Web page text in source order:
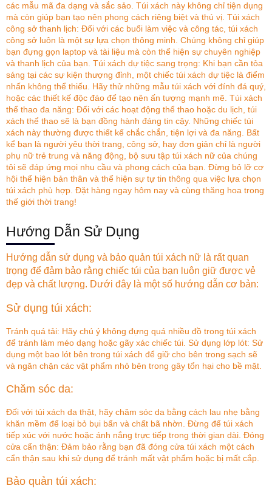
các mẫu mã đa dạng và sắc sảo. Túi xách này không chỉ tiện dụng
mà còn giúp bạn tạo nên phong cách riêng biệt và thú vị. Túi xách
công sở thanh lịch: Đối với các buổi làm việc và công tác, túi xách
công sở luôn là một sự lựa chọn thông minh. Chúng không chỉ giúp
bạn đựng gọn laptop và tài liệu mà còn thể hiện sự chuyên nghiệp
và thanh lịch của bạn. Túi xách dự tiệc sang trọng: Khi bạn cần tỏa
sáng tại các sự kiện thượng đỉnh, một chiếc túi xách dự tiệc là điểm
nhấn không thể thiếu. Hãy thử những mẫu túi xách với đính đá quý,
hoặc các thiết kế độc đáo để tạo nên ấn tượng mạnh mẽ. Túi xách
thể thao đa năng: Đối với các hoạt động thể thao hoặc du lịch, túi
xách thể thao sẽ là bạn đồng hành đáng tin cậy. Những chiếc túi
xách này thường được thiết kế chắc chắn, tiện lợi và đa năng. Bất
kể bạn là người yêu thời trang, công sở, hay đơn giản chỉ là người
phụ nữ trẻ trung và năng động, bộ sưu tập túi xách nữ của chúng
tôi sẽ đáp ứng mọi nhu cầu và phong cách của bạn. Đừng bỏ lỡ cơ
hội thể hiện bản thân và thể hiện sự tự tin thông qua việc lựa chọn
túi xách phù hợp. Đặt hàng ngay hôm nay và cùng thăng hoa trong
thế giới thời trang!
Hướng Dẫn Sử Dụng
Hướng dẫn sử dụng và bảo quản túi xách nữ là rất quan
trọng để đảm bảo rằng chiếc túi của bạn luôn giữ được vẻ
đẹp và chất lượng. Dưới đây là một số hướng dẫn cơ bản:
Sử dụng túi xách:
Tránh quá tải: Hãy chú ý không đựng quá nhiều đồ trong túi xách
để tránh làm méo dạng hoặc gãy xác chiếc túi. Sử dụng lớp lót: Sử
dụng một bao lót bên trong túi xách để giữ cho bên trong sạch sẽ
và ngăn chặn các vật phẩm nhỏ bên trong gây tổn hại cho bề mặt.
Chăm sóc da:
Đối với túi xách da thật, hãy chăm sóc da bằng cách lau nhẹ bằng
khăn mềm để loại bỏ bụi bẩn và chất bã nhờn. Đừng để túi xách
tiếp xúc với nước hoặc ánh nắng trực tiếp trong thời gian dài. Đóng
cửa cẩn thận: Đảm bảo rằng bạn đã đóng cửa túi xách một cách
cẩn thận sau khi sử dụng để tránh mất vật phẩm hoặc bị mất cắp.
Bảo quản túi xách: